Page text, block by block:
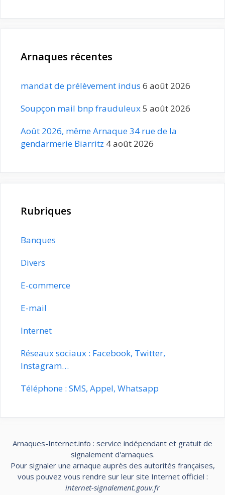
Arnaques récentes
mandat de prélèvement indus 6 août 2026
Soupçon mail bnp frauduleux5 août 2026
Août 2026, même Arnaque 34 rue de la
gendarmerie Biarritz 4 août 2026
Rubriques
Banques
Divers
E-commerce
E-mail
Internet
Réseaux sociaux : Facebook, Twitter,
Instagram…
Téléphone : SMS, Appel, Whatsapp
Arnaques-Internet.info : service indépendant et gratuit de
signalement d'arnaques.
Pour signaler une arnaque auprès des autorités françaises,
vous pouvez vous rendre sur leur site Internet officiel :
internet-signalement.gouv.fr